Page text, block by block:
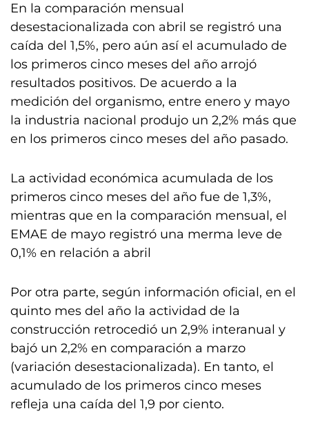
En la comparación mensual
desestacionalizada con abril se registró una
caída del 1,5%, pero aún así el acumulado de
los primeros cinco meses del año arrojó
resultados positivos. De acuerdo a la
medición del organismo, entre enero y mayo
la industria nacional produjo un 2,2% más que
en los primeros cinco meses del año pasado.
La actividad económica acumulada de los
primeros cinco meses del año fue de 1,3%,
mientras que en la comparación mensual, el
EMAE de mayo registró una merma leve de
0,1% en relación a abril
Por otra parte, según información oficial, en el
quinto mes del año la actividad de la
construcción retrocedió un 2,9% interanual y
bajó un 2,2% en comparación a marzo
(variación desestacionalizada). En tanto, el
acumulado de los primeros cinco meses
refleja una caída del 1,9 por ciento.